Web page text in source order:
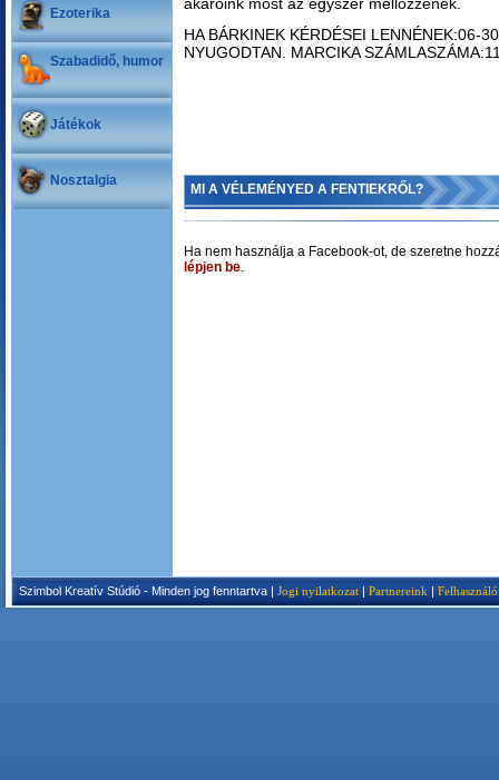
Ezoterika
Szabadidő, humor
Játékok
Nosztalgia
HA BÁRKINEK KÉRDÉSEI LENNÉNEK:06-
NYUGODTAN. MARCIKA
MI A VÉLEMÉNYED A FENTIEKRŐL?
Ha nem használja a Facebook-ot, de szeretne
lépjen be.
Szimbol Kreatív Stúdió - Minden jog fenntartva | Jogi nyilatkozat | Partnereink |